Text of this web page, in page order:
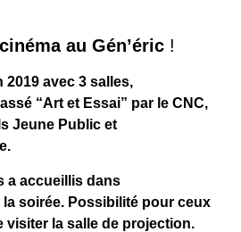
au Gén’éric !
2019 avec 3 salles,
“Art et Essai” par le CNC,
Jeune Public et
a accueillis dans
la soirée. Possibilité pour ceux
visiter la salle de projection.